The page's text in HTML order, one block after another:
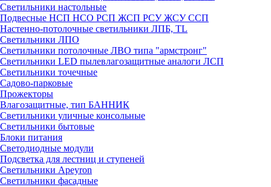
Светильники настольные
Подвесные НСП НСО РСП ЖСП РСУ ЖСУ ССП
Настенно-потолочные светильники ЛПБ, TL
Светильники ЛПО
Светильники потолочные ЛВО типа "армстронг"
Светильники LED пылевлагозащитные аналоги ЛСП
Светильники точечные
Садово-парковые
Прожекторы
Влагозащитные, тип БАННИК
Светильники уличные консольные
Светильники бытовые
Блоки питания
Светодиодные модули
Подсветка для лестниц и ступеней
Светильники Apeyron
Светильники фасадные